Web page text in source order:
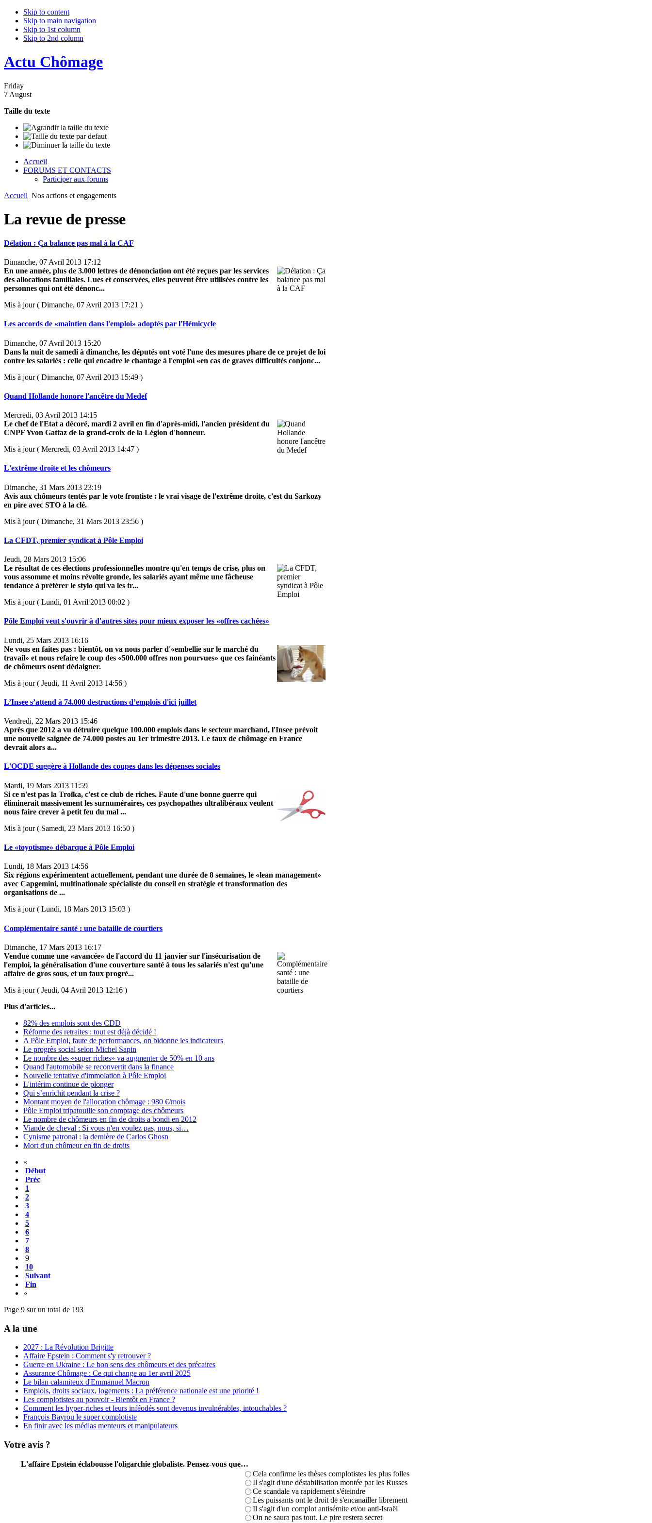
Skip to content
Skip to main navigation
Skip to 1st column
Skip to 2nd column
Actu Chômage
Friday
7 August
Taille du texte
Accueil
FORUMS ET CONTACTS
Participer aux forums
Accueil Nos actions et engagements
La revue de presse
Délation : Ça balance pas mal à la CAF
Dimanche, 07 Avril 2013 17:12
En une année, plus de 3.000 lettres de dénonciation ont été reçues par les services
des allocations familiales. Lues et conservées, elles peuvent être utilisées contre les
personnes qui ont été dénonc...
Mis à jour ( Dimanche, 07 Avril 2013 17:21 )
Les accords de «maintien dans l'emploi» adoptés par l'Hémicycle
Dimanche, 07 Avril 2013 15:20
Dans la nuit de samedi à dimanche, les députés ont voté l'une des mesures phare de ce projet de loi
contre les salariés : celle qui encadre le chantage à l'emploi «en cas de graves difficultés conjonc...
Mis à jour ( Dimanche, 07 Avril 2013 15:49 )
Quand Hollande honore l'ancêtre du Medef
Mercredi, 03 Avril 2013 14:15
Le chef de l'Etat a décoré, mardi 2 avril en fin d'après-midi, l'ancien président du
CNPF Yvon Gattaz de la grand-croix de la Légion d'honneur.
Mis à jour ( Mercredi, 03 Avril 2013 14:47 )
L'extrême droite et les chômeurs
Dimanche, 31 Mars 2013 23:19
Avis aux chômeurs tentés par le vote frontiste : le vrai visage de l'extrême droite, c'est du Sarkozy
en pire avec STO à la clé.
Mis à jour ( Dimanche, 31 Mars 2013 23:56 )
La CFDT, premier syndicat à Pôle Emploi
Jeudi, 28 Mars 2013 15:06
Le résultat de ces élections professionnelles montre qu'en temps de crise, plus on
vous assomme et moins révolte gronde, les salariés ayant même une fâcheuse
tendance à préférer le stylo qui va les tr...
Mis à jour ( Lundi, 01 Avril 2013 00:02 )
Pôle Emploi veut s'ouvrir à d'autres sites pour mieux exposer les «offres cachées»
Lundi, 25 Mars 2013 16:16
Ne vous en faites pas : bientôt, on va nous parler d'«embellie sur le marché du
travail» et nous refaire le coup des «500.000 offres non pourvues» que ces fainéants
de chômeurs osent dédaigner.
Mis à jour ( Jeudi, 11 Avril 2013 14:56 )
L’Insee s’attend à 74.000 destructions d’emplois d'ici juillet
Vendredi, 22 Mars 2013 15:46
Après que 2012 a vu détruire quelque 100.000 emplois dans le secteur marchand, l'Insee prévoit
une nouvelle saignée de 74.000 postes au 1er trimestre 2013. Le taux de chômage en France
devrait alors a...
L'OCDE suggère à Hollande des coupes dans les dépenses sociales
Mardi, 19 Mars 2013 11:59
Si ce n'est pas la Troïka, c'est ce club de riches. Faute d'une bonne guerre qui
éliminerait massivement les surnuméraires, ces psychopathes ultralibéraux veulent
nous faire crever à petit feu du mal ...
Mis à jour ( Samedi, 23 Mars 2013 16:50 )
Le «toyotisme» débarque à Pôle Emploi
Lundi, 18 Mars 2013 14:56
Six régions expérimentent actuellement, pendant une durée de 8 semaines, le «lean management»
avec Capgemini, multinationale spécialiste du conseil en stratégie et transformation des
organisations de ...
Mis à jour ( Lundi, 18 Mars 2013 15:03 )
Complémentaire santé : une bataille de courtiers
Dimanche, 17 Mars 2013 16:17
Vendue comme une «avancée» de l'accord du 11 janvier sur l'insécurisation de
l'emploi, la généralisation d'une couverture santé à tous les salariés n'est qu'une
affaire de gros sous, et un faux progrè...
Mis à jour ( Jeudi, 04 Avril 2013 12:16 )
Plus d'articles...
82% des emplois sont des CDD
Réforme des retraites : tout est déjà décidé !
A Pôle Emploi, faute de performances, on bidonne les indicateurs
Le progrès social selon Michel Sapin
Le nombre des «super riches» va augmenter de 50% en 10 ans
Quand l'automobile se reconvertit dans la finance
Nouvelle tentative d'immolation à Pôle Emploi
L'intérim continue de plonger
Qui s’enrichit pendant la crise ?
Montant moyen de l'allocation chômage : 980 €/mois
Pôle Emploi tripatouille son comptage des chômeurs
Le nombre de chômeurs en fin de droits a bondi en 2012
Viande de cheval : Si vous n'en voulez pas, nous, si…
Cynisme patronal : la dernière de Carlos Ghosn
Mort d'un chômeur en fin de droits
«
Début
Préc
1
2
3
4
5
6
7
8
9
10
Suivant
Fin
»
Page 9 sur un total de 193
A la une
2027 : La Révolution Brigitte
Affaire Epstein : Comment s'y retrouver ?
Guerre en Ukraine : Le bon sens des chômeurs et des précaires
Assurance Chômage : Ce qui change au 1er avril 2025
Le bilan calamiteux d'Emmanuel Macron
Emplois, droits sociaux, logements : La préférence nationale est une priorité !
Les complotistes au pouvoir - Bientôt en France ?
Comment les hyper-riches et leurs inféodés sont devenus invulnérables, intouchables ?
François Bayrou le super complotiste
En finir avec les médias menteurs et manipulateurs
Votre avis ?
L'affaire Epstein éclabousse l'oligarchie globaliste. Pensez-vous que…
Cela confirme les thèses complotistes les plus folles
Il s'agit d'une déstabilisation montée par les Russes
Ce scandale va rapidement s'éteindre
Les puissants ont le droit de s'encanailler librement
Il s'agit d'un complot antisémite et/ou anti-Israël
On ne saura pas tout. Le pire restera secret